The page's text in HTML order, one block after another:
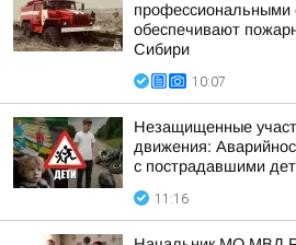
профессиональными
обеспечивают
Сибири
10:07
Незащищенные
движения:
с пострадавшими
11:16